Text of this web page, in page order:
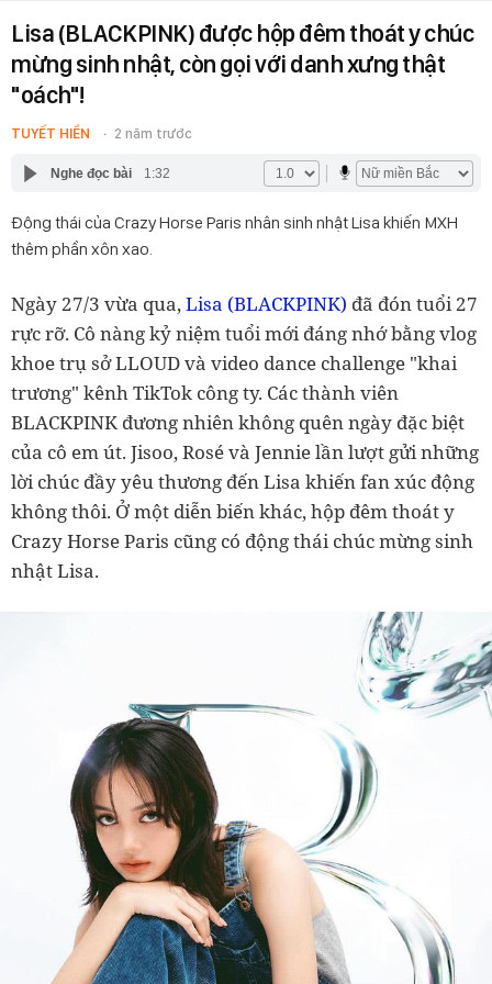
Lisa (BLACKPINK) được hộp đêm thoát y chúc
mừng sinh nhật, còn gọi với danh xưng thật
"oách"!
TUYẾT HIỀN 2 năm trước
Nghe đọc bài 1:32
Động thái của Crazy Horse Paris nhân sinh nhật Lisa khiến MXH
thêm phần xôn xao.
Ngày 27/3 vừa qua,Lisa (BLACKPINK) đã đón tuổi 27
rực rỡ. Cô nàng kỷ niệm tuổi mới đáng nhớ bằng vlog
khoe trụ sở LLOUD và video dance challenge "khai
trương" kênh TikTok công ty. Các thành viên
BLACKPINK đương nhiên không quên ngày đặc biệt
của cô em út. Jisoo, Rosé và Jennie lần lượt gửi những
lời chúc đầy yêu thương đến Lisa khiến fan xúc động
không thôi. Ở một diễn biến khác, hộp đêm thoát y
Crazy Horse Paris cũng có động thái chúc mừng sinh
nhật Lisa.